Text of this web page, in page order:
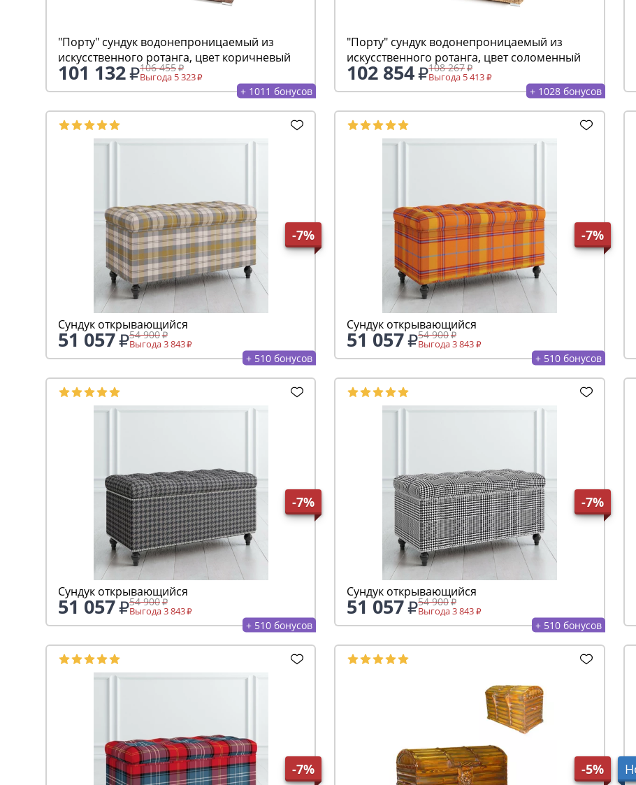
"Порту" сундук водонепроницаемый из
искусственного ротанга, цвет коричневый
101 132 106 455
Выгода 5 323
+ 1011 бонусов
"Порту" сундук водонепроницаемый из
искусственного ротанга, цвет соломенный
102 854 108 267
Выгода 5 413
+ 1028 бонусов
-7%
Сундук открывающийся
51 057 54 900
Выгода 3 843
+ 510 бонусов
-7%
Сундук открывающийся
51 057 54 900
Выгода 3 843
+ 510 бонусов
-7%
Сундук открывающийся
51 057 54 900
Выгода 3 843
+ 510 бонусов
-7%
Сундук открывающийся
51 057 54 900
Выгода 3 843
+ 510 бонусов
-7% -5%